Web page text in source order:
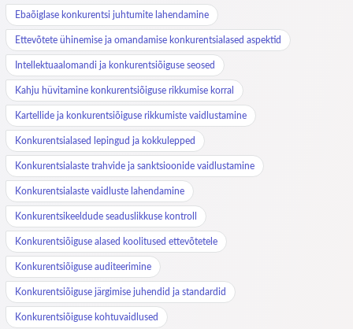
Ebaõiglase konkurentsi juhtumite lahendamine
Ettevõtete ühinemise ja omandamise konkurentsialased aspektid
Intellektuaalomandi ja konkurentsiõiguse seosed
Kahju hüvitamine konkurentsiõiguse rikkumise korral
Kartellide ja konkurentsiõiguse rikkumiste vaidlustamine
Konkurentsialased lepingud ja kokkulepped
Konkurentsialaste trahvide ja sanktsioonide vaidlustamine
Konkurentsialaste vaidluste lahendamine
Konkurentsikeeldude seaduslikkuse kontroll
Konkurentsiõiguse alased koolitused ettevõtetele
Konkurentsiõiguse auditeerimine
Konkurentsiõiguse järgimise juhendid ja standardid
Konkurentsiõiguse kohtuvaidlused